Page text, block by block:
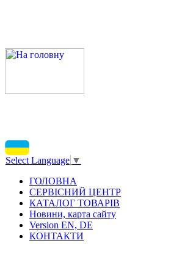
Select Language ▼
ГОЛОВНА
СЕРВІСНИЙ ЦЕНТР
КАТАЛОГ ТОВАРІВ
Новини, карта сайту
Version EN, DE
КОНТАКТИ